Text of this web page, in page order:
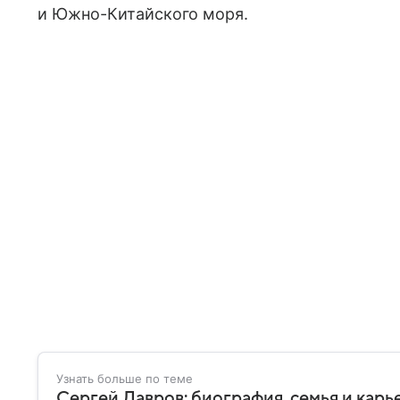
и Южно-Китайского моря.
Узнать больше по теме